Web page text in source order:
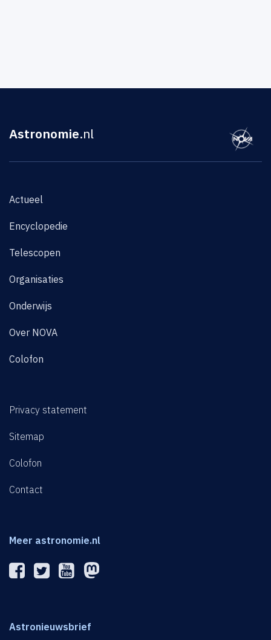
Astronomie.nl
Actueel
Encyclopedie
Telescopen
Organisaties
Onderwijs
Over NOVA
Colofon
Privacy statement
Sitemap
Colofon
Contact
Meer astronomie.nl
Astronieuwsbrief